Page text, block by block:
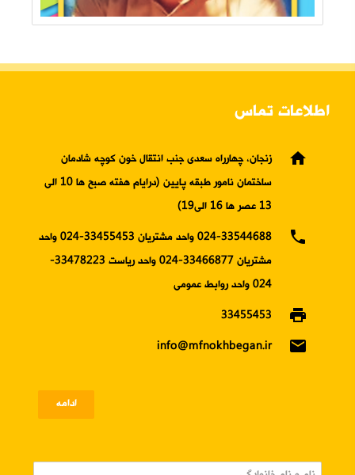
اطلاعات تماس
home
زنجان، چهارراه سعدی جنب انتقال خون کوچه شادمان
ساختمان نامور طبقه پایین (درایام هفته صبح ها 10 الی
13 عصر ها 16 الی19)
phone
024-33544688 واحد مشتریان 33455453-024 واحد
مشتریان 33466877-024 واحد ریاست 33478223-
024 واحد روابط عمومی
print
33455453
email
info@mfnokhbegan.ir
ادامه